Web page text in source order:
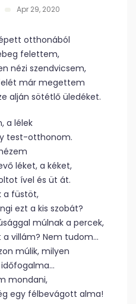
Apr 29, 2020
otthonából
felettem,
nézi szendvicsem,
már megettem
alján sötétlő üledéket.
a lélek
test-otthonom.
léket, a kéket,
ível és üt át.
a füstöt,
ezt a kis szobát?
múlnak a percek,
villám? Nem tudom…
múlik, milyen
mondani,
egy félbevágott alma!